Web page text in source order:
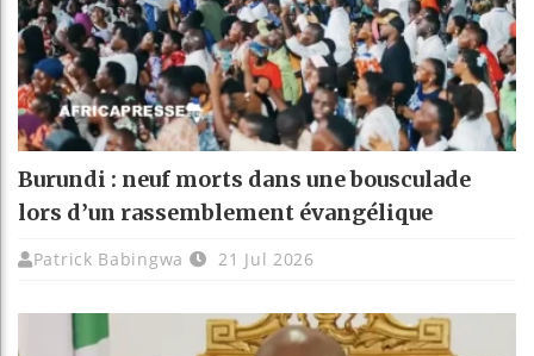
Burundi : neuf morts dans une bousculade
lors d’un rassemblement évangélique
Patrick Babingwa 21 Jul 2026